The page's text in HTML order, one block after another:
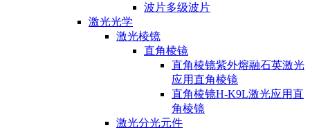
波片多级波片
激光光学
激光棱镜
直角棱镜
直角棱镜紫外熔融石英激光
应用直角棱镜
直角棱镜H-K9L激光应用直
角棱镜
激光分光元件